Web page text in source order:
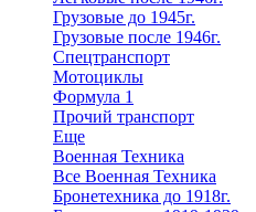
Грузовые до 1945г.
Грузовые после 1946г.
Спецтранспорт
Мотоциклы
Формула 1
Прочий транспорт
Еще
Военная Техника
Все Военная Техника
Бронетехника до 1918г.